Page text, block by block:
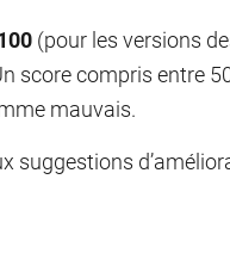
(pour les versions
score compris entre
mauvais.
suggestions